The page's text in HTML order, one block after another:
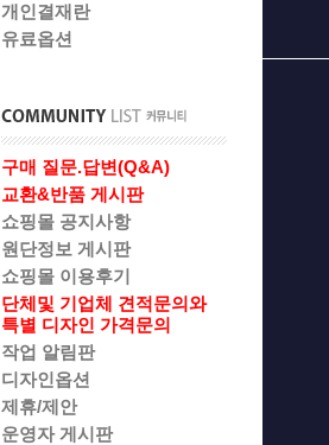
개인결재란
유료옵션
구매 질문.답변(Q&A)
교환&반품 게시판
쇼핑몰 공지사항
원단정보 게시판
쇼핑몰 이용후기
단체및 기업체 견적문의와
특별 디자인 가격문의
작업 알림판
디자인옵션
제휴/제안
운영자 게시판